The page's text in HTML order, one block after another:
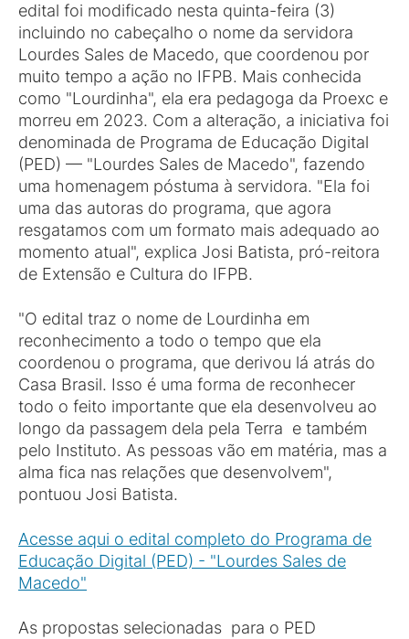
edital foi modificado nesta quinta-feira (3)
incluindo no cabeçalho o nome da servidora
Lourdes Sales de Macedo, que coordenou por
muito tempo a ação no IFPB. Mais conhecida
como "Lourdinha", ela era pedagoga da Proexc e
morreu em 2023. Com a alteração, a iniciativa foi
denominada de Programa de Educação Digital
(PED) — "Lourdes Sales de Macedo", fazendo
uma homenagem póstuma à servidora. "Ela foi
uma das autoras do programa, que agora
resgatamos com um formato mais adequado ao
momento atual", explica Josi Batista, pró-reitora
de Extensão e Cultura do IFPB.
"O edital traz o nome de Lourdinha em
reconhecimento a todo o tempo que ela
coordenou o programa, que derivou lá atrás do
Casa Brasil. Isso é uma forma de reconhecer
todo o feito importante que ela desenvolveu ao
longo da passagem dela pela Terra e também
pelo Instituto. As pessoas vão em matéria, mas a
alma fica nas relações que desenvolvem",
pontuou Josi Batista.
Acesse aqui o edital completo do Programa de
Educação Digital (PED) - "Lourdes Sales de
Macedo"
As propostas selecionadas para o PED